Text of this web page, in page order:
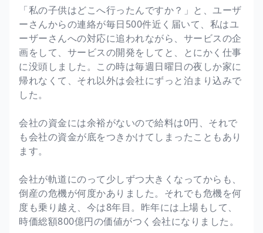
「私の子供はどこへ行ったんですか？」と、ユーザ
ーさんからの連絡が毎日500件近く届いて、私はユ
ーザーさんへの対応に追われながら、サービスの企
画をして、サービスの開発をしてと、とにかく仕事
に没頭しました。この時は毎週日曜日の夜しか家に
帰れなくて、それ以外は会社にずっと泊まり込みで
した。
会社の資金には余裕がないので給料は0円、それで
も会社の資金が底をつきかけてしまったこともあり
ます。
会社が軌道にのって少しずつ大きくなってからも、
倒産の危機が何度かありました。それでも危機を何
度も乗り越え、今は8年目。昨年には上場もして、
時価総額800億円の価値がつく会社になりました。